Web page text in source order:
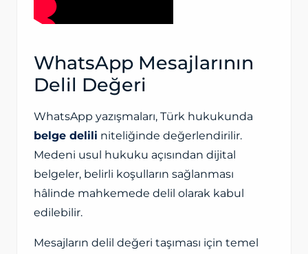
WhatsApp Mesajlarının
Delil Değeri
WhatsApp yazışmaları, Türk hukukunda
belge delili niteliğinde değerlendirilir.
Medeni usul hukuku açısından dijital
belgeler, belirli koşulların sağlanması
hâlinde mahkemede delil olarak kabul
edilebilir.
Mesajların delil değeri taşıması için temel